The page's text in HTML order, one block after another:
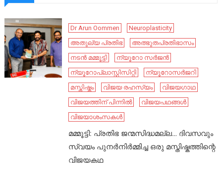
Dr Arun Oommen
Neuroplasticity
അതുല്യ പ്രതിഭ
അത്ഭുതപ്രതിഭാസം
നടൻ മമ്മൂട്ടി
ന്യൂറോ സർജൻ
ന്യൂറോപ്ലാസ്റ്റിസിറ്റി
ന്യൂറോസർജറി
മസ്തിഷ്കം
വിജയ രഹസ്യം
വിജയഗാഥ
വിജയത്തിന് പിന്നിൽ
വിജയപഥങ്ങൾ
വിജയാശംസകൾ
മമ്മൂട്ടി: പ്രതിഭ ജന്മസിദ്ധമല്ല… ദിവസവും
സ്വയം പുനർനിർമ്മിച്ച ഒരു മസ്തിഷ്കത്തിന്റെ
വിജയകഥ